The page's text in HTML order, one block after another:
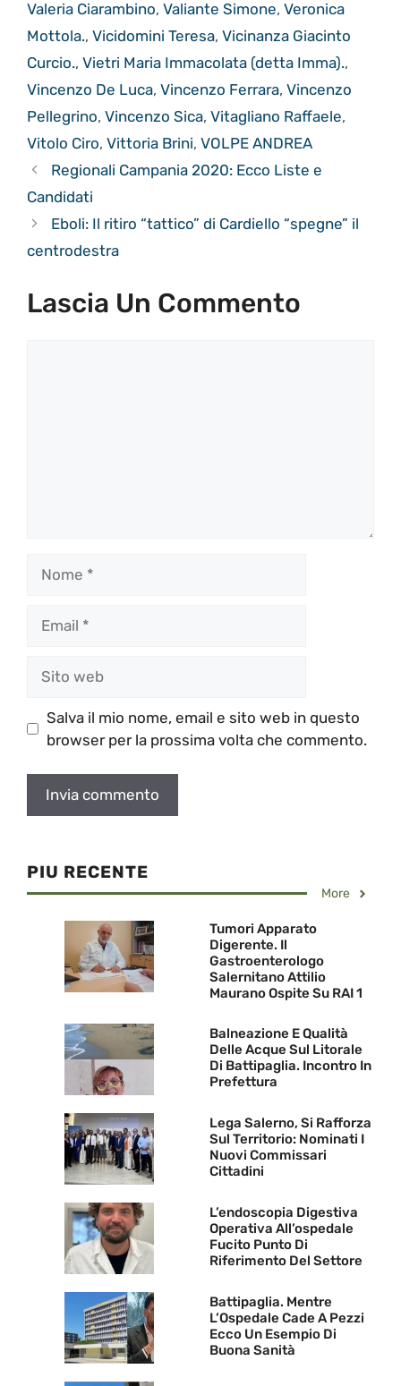
Valeria Ciarambino, Valiante Simone, Veronica
Mottola., Vicidomini Teresa, Vicinanza Giacinto
Curcio., Vietri Maria Immacolata (detta Imma).,
Vincenzo De Luca, Vincenzo Ferrara, Vincenzo
Pellegrino, Vincenzo Sica, Vitagliano Raffaele,
Vitolo Ciro, Vittoria ​Brini, VOLPE ANDREA
Regionali Campania 2020: Ecco Liste e
Candidati
Eboli: Il ritiro “tattico” di Cardiello “spegne” il
centrodestra
Lascia Un Commento
web
Salva il mio nome, email e sito web in questo
browser per la prossima volta che commento.
PIU RECENTE
More
Tumori Apparato
Digerente. Il
Gastroenterologo
Salernitano Attilio
Maurano Ospite Su RAI 1
Balneazione E Qualità
Delle Acque Sul Litorale
Di Battipaglia. Incontro In
Prefettura
Lega Salerno, Si Rafforza
Sul Territorio: Nominati I
Nuovi Commissari
Cittadini
L’endoscopia Digestiva
Operativa All’ospedale
Fucito Punto Di
Riferimento Del Settore
Battipaglia. Mentre
L’Ospedale Cade A Pezzi
Ecco Un Esempio Di
Buona Sanità